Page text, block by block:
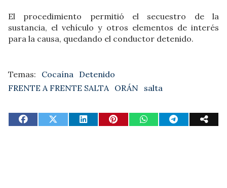
El procedimiento permitió el secuestro de la
sustancia, el vehículo y otros elementos de interés
para la causa, quedando el conductor detenido.
Cocaína Detenido
FRENTE A FRENTE SALTA ORÁN salta